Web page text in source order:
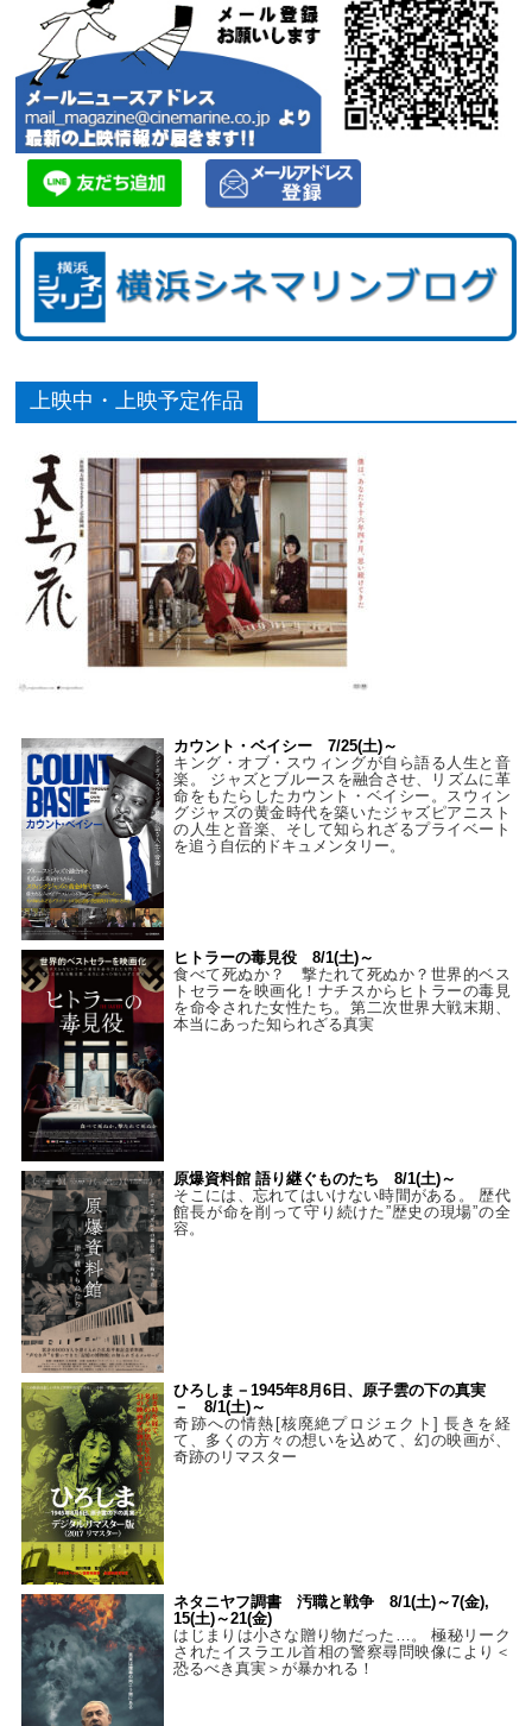
上映中・上映予定作品
カウント・ベイシー 7/25(土)～
キング・オブ・スウィングが自ら語る人生と音
楽。 ジャズとブルースを融合させ、リズムに革
命をもたらしたカウント・ベイシー。スウィン
グジャズの黄金時代を築いたジャズピアニスト
の人生と音楽、そして知られざるプライベート
を追う自伝的ドキュメンタリー。
ヒトラーの毒見役 8/1(土)～
食べて死ぬか？ 撃たれて死ぬか？世界的ベス
トセラーを映画化！ナチスからヒトラーの毒見
を命令された女性たち。第二次世界大戦末期、
本当にあった知られざる真実
原爆資料館 語り継ぐものたち 8/1(土)～
そこには、忘れてはいけない時間がある。 歴代
館長が命を削って守り続けた”歴史の現場”の全
容。
ひろしま－1945年8月6日、原子雲の下の真実
－ 8/1(土)～
奇跡への情熱[核廃絶プロジェクト] 長きを経
て、多くの方々の想いを込めて、幻の映画が、
奇跡のリマスター
ネタニヤフ調書 汚職と戦争 8/1(土)～7(金),
15(土)～21(金)
はじまりは小さな贈り物だった…。 極秘リーク
されたイスラエル首相の警察尋問映像により＜
恐るべき真実＞が暴かれる！